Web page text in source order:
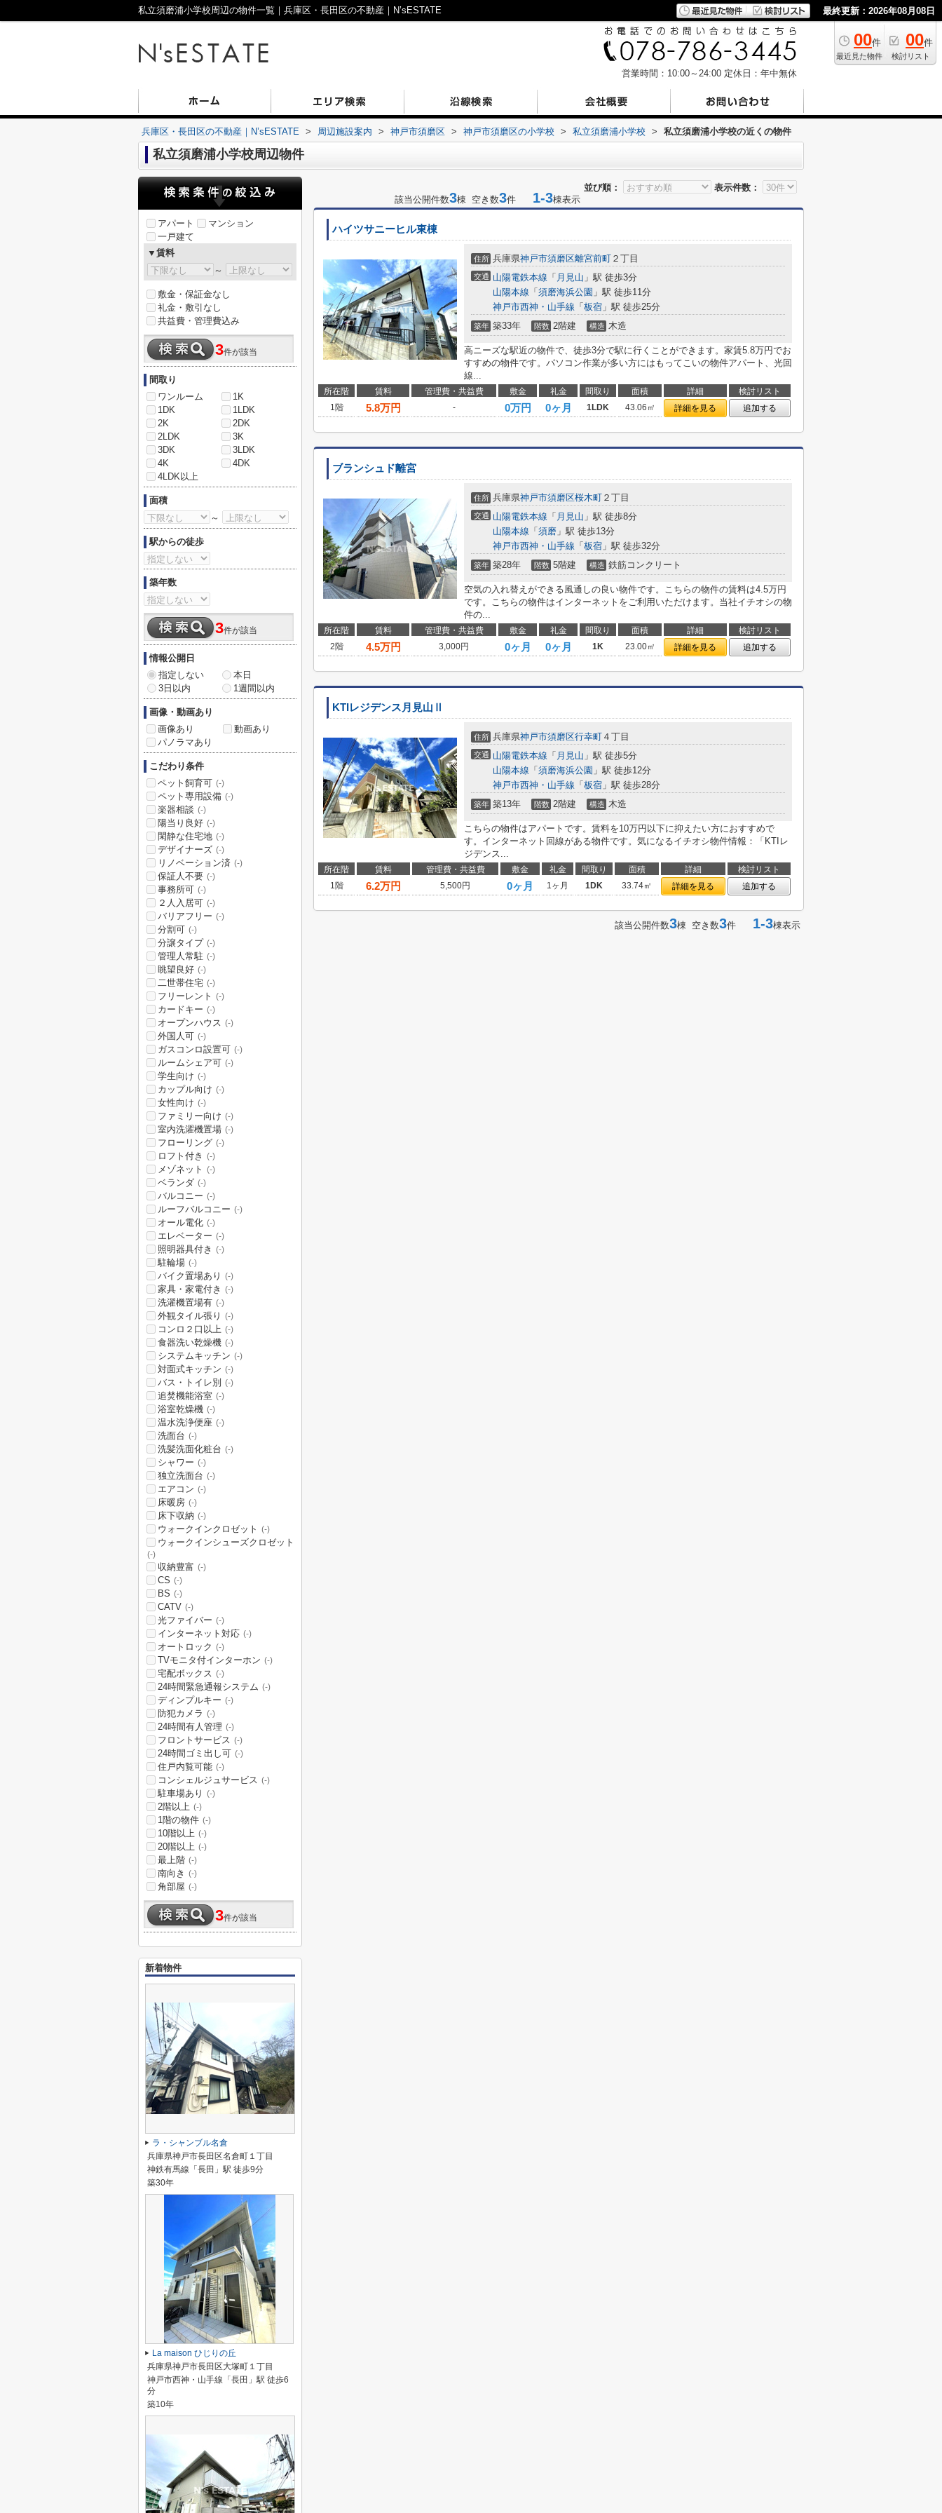
私立須磨浦小学校周辺の物件一覧｜兵庫区・長田区の不動産｜N’sESTATE 最終更新：2026年08月08日
00件
最近見た物件
00件
検討リスト
営業時間：10:00～24:00 定休日：年中無休
兵庫区・長田区の不動産｜N’sESTATE > 周辺施設案内 > 神戸市須磨区 > 神戸市須磨区の小学校 > 私立須磨浦小学校 > 私立須磨浦小学校の近くの物件
私立須磨浦小学校周辺物件
並び順：
表示件数：
該当公開件数3棟 空き数3件 1-3棟表示
ハイツサニーヒル東棟
住所 兵庫県神戸市須磨区離宮前町 ２丁目
交通 山陽電鉄本線 「 月見山 」駅 徒歩3分
山陽本線 「 須磨海浜公園 」駅 徒歩11分
神戸市西神・山手線 「 板宿 」駅 徒歩25分
築年 築33年 階数 2階建 構造 木造
高ニーズな駅近の物件で、徒歩3分で駅に行くことができます。家賃5.8万円でお
すすめの物件です。パソコン作業が多い方にはもってこいの物件アパート、光回
線...
所在階 賃料 管理費・共益費 敷金 礼金 間取り 面積 詳細
検討リスト
1階
5.8万円 - 0万円 0ヶ月 1LDK 43.06㎡ 詳細を見る 追加する
ブランシュド離宮
住所 兵庫県神戸市須磨区桜木町 ２丁目
交通 山陽電鉄本線 「 月見山 」駅 徒歩8分
山陽本線 「 須磨 」駅 徒歩13分
神戸市西神・山手線 「 板宿 」駅 徒歩32分
築年 築28年 階数 5階建 構造 鉄筋コンクリート
空気の入れ替えができる風通しの良い物件です。こちらの物件の賃料は4.5万円
です。こちらの物件はインターネットをご利用いただけます。当社イチオシの物
件の...
所在階 賃料 管理費・共益費 敷金 礼金 間取り 面積 詳細
検討リスト
2階
4.5万円 3,000円 0ヶ月 0ヶ月 1K 23.00㎡ 詳細を見る 追加する
KTIレジデンス月見山Ⅱ
住所 兵庫県神戸市須磨区行幸町 ４丁目
交通 山陽電鉄本線 「 月見山 」駅 徒歩5分
山陽本線 「 須磨海浜公園 」駅 徒歩12分
神戸市西神・山手線 「 板宿 」駅 徒歩28分
築年 築13年 階数 2階建 構造 木造
こちらの物件はアパートです。賃料を10万円以下に抑えたい方におすすめで
す。インターネット回線がある物件です。気になるイチオシ物件情報：「KTIレ
ジデンス...
所在階 賃料 管理費・共益費 敷金 礼金 間取り 面積 詳細
検討リスト
1階
6.2万円 5,500円 0ヶ月 1ヶ月 1DK 33.74㎡ 詳細を見る 追加する
該当公開件数3棟 空き数3件 1-3棟表示
アパート
マンション
一戸建て
▼賃料
～
敷金・保証金なし
礼金・敷引なし
共益費・管理費込み
3件が該当
間取り
ワンルーム
1K
1DK
1LDK
2K
2DK
2LDK
3K
3DK
3LDK
4K
4DK
4LDK以上
面積
～
駅からの徒歩
築年数
3件が該当
情報公開日
指定しない
本日
3日以内
1週間以内
画像・動画あり
画像あり
動画あり
パノラマあり
こだわり条件
ペット飼育可 (-)
ペット専用設備 (-)
楽器相談 (-)
陽当り良好 (-)
閑静な住宅地 (-)
デザイナーズ (-)
リノベーション済 (-)
保証人不要 (-)
事務所可 (-)
２人入居可 (-)
バリアフリー (-)
分割可 (-)
分譲タイプ (-)
管理人常駐 (-)
眺望良好 (-)
二世帯住宅 (-)
フリーレント (-)
カードキー (-)
オープンハウス (-)
外国人可 (-)
ガスコンロ設置可 (-)
ルームシェア可 (-)
学生向け (-)
カップル向け (-)
女性向け (-)
ファミリー向け (-)
室内洗濯機置場 (-)
フローリング (-)
ロフト付き (-)
メゾネット (-)
ベランダ (-)
バルコニー (-)
ルーフバルコニー (-)
オール電化 (-)
エレベーター (-)
照明器具付き (-)
駐輪場 (-)
バイク置場あり (-)
家具・家電付き (-)
洗濯機置場有 (-)
外観タイル張り (-)
コンロ２口以上 (-)
食器洗い乾燥機 (-)
システムキッチン (-)
対面式キッチン (-)
バス・トイレ別 (-)
追焚機能浴室 (-)
浴室乾燥機 (-)
温水洗浄便座 (-)
洗面台 (-)
洗髪洗面化粧台 (-)
シャワー (-)
独立洗面台 (-)
エアコン (-)
床暖房 (-)
床下収納 (-)
ウォークインクロゼット (-)
ウォークインシューズクロゼット
(-)
収納豊富 (-)
CS (-)
BS (-)
CATV (-)
光ファイバー (-)
インターネット対応 (-)
オートロック (-)
TVモニタ付インターホン (-)
宅配ボックス (-)
24時間緊急通報システム (-)
ディンプルキー (-)
防犯カメラ (-)
24時間有人管理 (-)
フロントサービス (-)
24時間ゴミ出し可 (-)
住戸内覧可能 (-)
コンシェルジュサービス (-)
駐車場あり (-)
2階以上 (-)
1階の物件 (-)
10階以上 (-)
20階以上 (-)
最上階 (-)
南向き (-)
角部屋 (-)
3件が該当
新着物件
ラ・シャンブル名倉
兵庫県神戸市長田区名倉町１丁目
神鉄有馬線「長田」駅 徒歩9分
築30年
La maison ひじりの丘
兵庫県神戸市長田区大塚町１丁目
神戸市西神・山手線「長田」駅 徒歩6
分
築10年